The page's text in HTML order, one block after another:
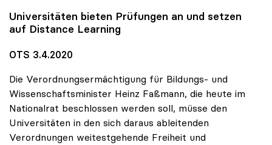
Universitäten bieten Prüfungen an und setzen
auf Distance Learning
OTS 3.4.2020
Die Verordnungsermächtigung für Bildungs- und
Wissenschaftsminister Heinz Faßmann, die heute im
Nationalrat beschlossen werden soll, müsse den
Universitäten in den sich daraus ableitenden
Verordnungen weitestgehende Freiheit und